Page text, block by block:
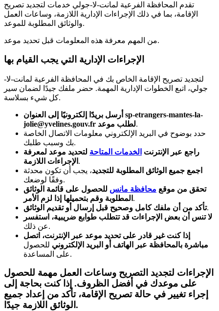
تقدم المحافظة الفرعية لمانت-لا-جولي خدمات لتجديد تصريح
الإقامة، بما في ذلك الإجراءات الإدارية اللازمة، وساعات العمل
والوثائق المطلوبة للموعد.
من المهم معرفة هذه المعلومات قبل تحديد موعد.
الإجراءات الإدارية التي يجب القيام بها
لتجديد تصريح الإقامة الخاص بك في المحافظة الفرعية لمانت-لا-
جولي، اتبع الخطوات الإدارية المهمة. حضر ملفك جيدًا لضمان سير
كل شيء بسلاسة.
أرسل بريدًا إلكترونيًا إلى العنوان sp-etrangers-mantes-la-
jolie@yvelines.gouv.fr لطلب موعد.
حدد بوضوح في البريد الإلكتروني معلومات الاتصال الخاصة
بك وسبب طلبك.
راجع عبر الإنترنت الخدمات المتاحة لتحديد موعد لمعرفة
الإجراءات اللازمة .
اجمع جميع الوثائق المطلوبة للتجديد، يجب أن تكون محدثة
وفقًا لوضعك.
تحقق من موقع محافظة مانس للحصول على قائمة الوثائق
المطلوبة وقم بتحميلها إذا لزم الأمر .
تأكد من أن ملفك كامل وصحيح قبل إرسال أو تقديم الوثائق.
لا تنس أن بعض الإجراءات قد تتطلب طوابع ضريبية، استفسر
عن ذلك.
إذا كنت غير قادر على تحديد موعد عبر الإنترنت، اتصل
مباشرة بالمحافظة عبر الهاتف أو البريد الإلكتروني للحصول
على المساعدة.
الإجراءات لتجديد التصريح وساعات العمل مهمة للحصول
على موعدك في أفضل الظروف. إذا كنت بحاجة إلى
إجراء تغيير في حالة تصريح الإقامة، تأكد من إعداد جميع
الوثائق اللازمة جيدًا.